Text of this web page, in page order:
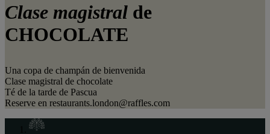
Clase magistral de
CHOCOLATE
Una copa de champán de bienvenida
Clase magistral de chocolate
Té de la tarde de Pascua
Reserve en restaurants.london@raffles.com